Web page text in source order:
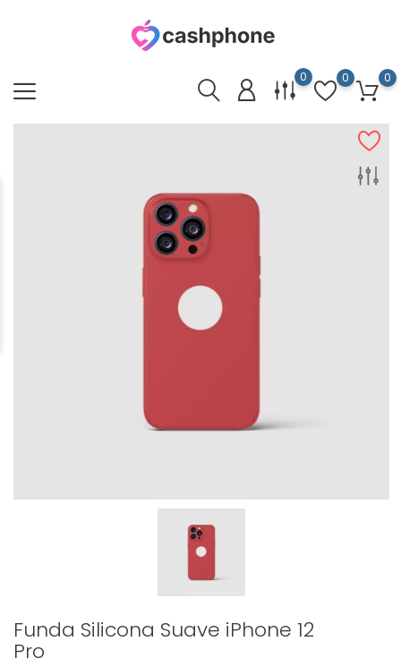
0
0
0
Funda Silicona Suave iPhone 12
Pro